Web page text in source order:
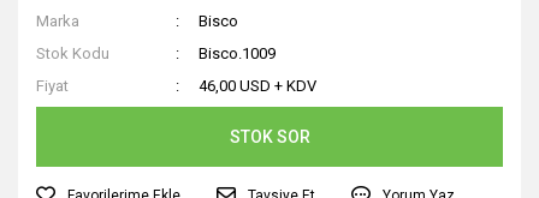
Marka
Bisco
Stok Kodu
Bisco.1009
Fiyat
46,00 USD + KDV
STOK SOR